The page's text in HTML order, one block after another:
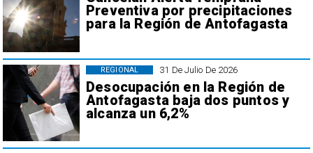
Preventiva por precipitaciones
para la Región de Antofagasta
31 De Julio De 2026
Desocupación en la Región de
Antofagasta baja dos puntos y
alcanza un 6,2%
REGIONAL